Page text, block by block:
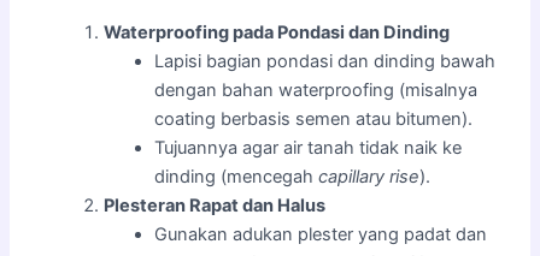
Waterproofing pada Pondasi dan Dinding
Lapisi bagian pondasi dan dinding bawah
dengan bahan waterproofing (misalnya
coating berbasis semen atau bitumen).
Tujuannya agar air tanah tidak naik ke
dinding (mencegahcapillary rise).
Plesteran Rapat dan Halus
Gunakan adukan plester yang padat dan